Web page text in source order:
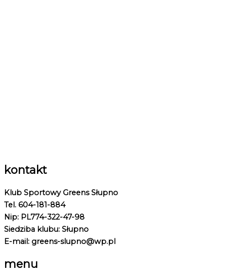
kontakt
Klub Sportowy Greens Słupno
Tel. 604-181-884
Nip: PL774-322-47-98
Siedziba klubu: Słupno
E-mail: greens-slupno@wp.pl
menu